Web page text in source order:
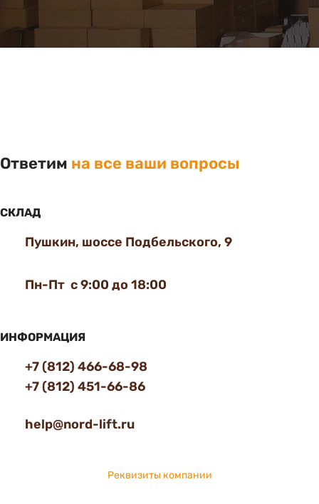
Ответим на все ваши вопросы
СКЛАД
Пушкин, шоссе Подбельского, 9
Пн-Пт с 9:00 до 18:00
ИНФОРМАЦИЯ
+7 (812) 466-68-98
+7 (812) 451-66-86
help@nord-lift.ru
Реквизиты компании